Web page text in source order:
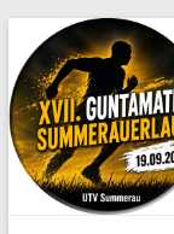
content